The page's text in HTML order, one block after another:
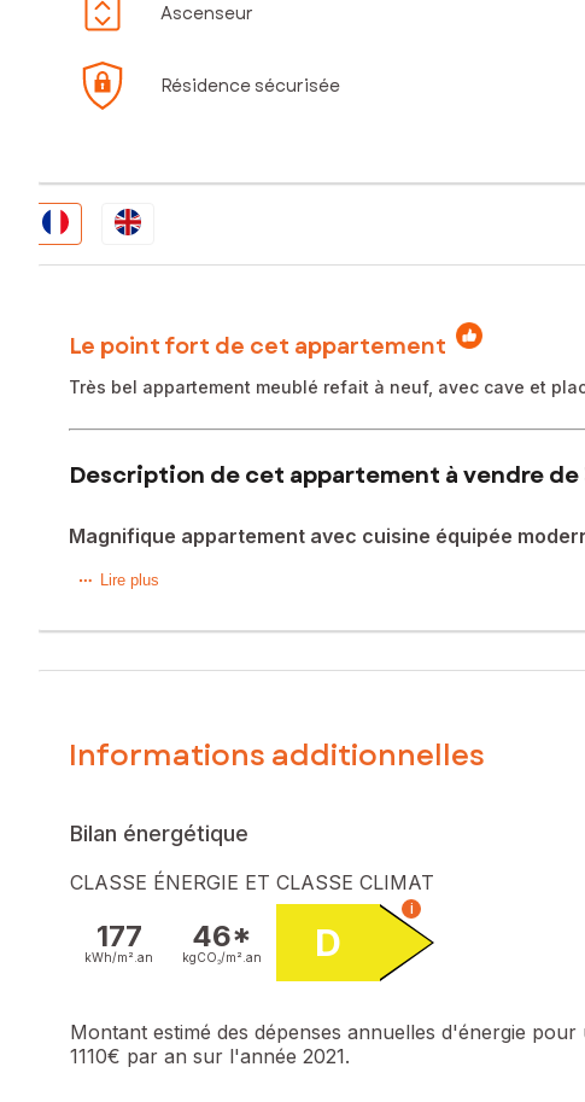
Ascenseur
Résidence sécurisée
Le point fort de cet appartement
Très bel appartement meublé refait à neuf, avec cave et
Description de cet appartement à vendre de
Magnifique appartement avec cuisine équipée
Cadre de vie idéal à Meudon La Forêt, dans un
immeuble en copropriété bien entretenue.
belle salle de bains avec douche italienne et toilettes séparée.
Les informations sur les risques auxquels ce bien est exposé
Prix de vente : 235 000 €
Contactez votre conseiller SAFTI : Adrian DUMINICA, Tél. : 07
Lire plus
Informations additionnelles
Bilan énergétique
CLASSE ÉNERGIE ET CLASSE CLIMAT
177
kWh/m². an
46*
kgCO₂/m². an D
i
Montant estimé des dépenses annuelles d'énergie pour
1110€ par an sur l'année 2021.